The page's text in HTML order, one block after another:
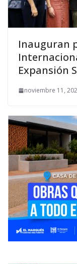
Inauguran
Expansión
noviembre 11,